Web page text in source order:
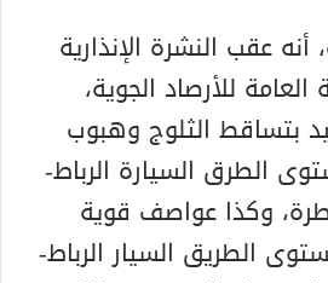
عقب النشرة الإنذارية
للأرصاد الجوية،
بتساقط الثلوج وهبوب
الطرق السيارة الرباط-
وكذا عواصف قوية
الطريق السيار الرباط-